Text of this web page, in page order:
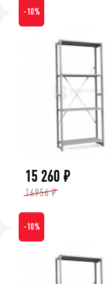
-10%
15 260 ₽
16956 ₽
-10%